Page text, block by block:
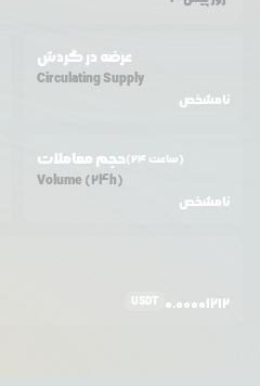
عرضه در گردش
Circulating Supply
نامشخص
حجم معاملات (24 ساعت)
Volume (24h)
نامشخص
USDT 0.00001212